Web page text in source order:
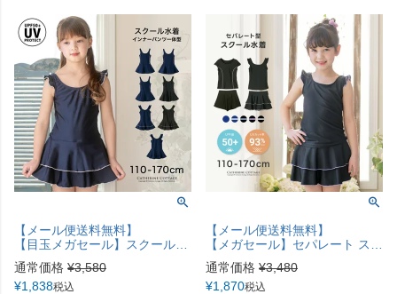
【メール便送料無料】
【目玉メガセール】スクール水着 UVカット 女の子 キッズ 透けない上質生地 濃紺 キッズ スカート 女の子 小学生 中学生 ワンピース おしゃれ 110 120 130 140 150 160 170 キャサリンコテージ YUP12《メール便優先商品》
通常価格 ¥3,580
¥1,838税込
【メール便送料無料】
【メガセール】セパレート スクール水着上下セット 透けない上質生地 インナーパンツ付き スカート型 キュロット型 キッズ ジュニア 女の子 紺 黒 フリル 半袖 めくれ防止フック付き かわいい YUP12《メール便優先商品》 キャサリンコテージ
通常価格 ¥3,480
¥1,870税込